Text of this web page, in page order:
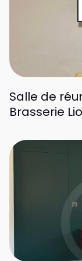
Salle de
Brasserie